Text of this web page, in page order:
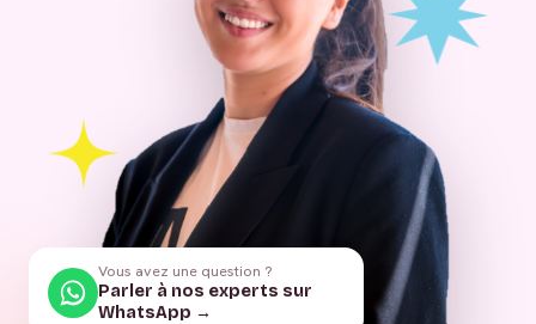
Vous avez une question ?
Parler à nos experts sur
WhatsApp →